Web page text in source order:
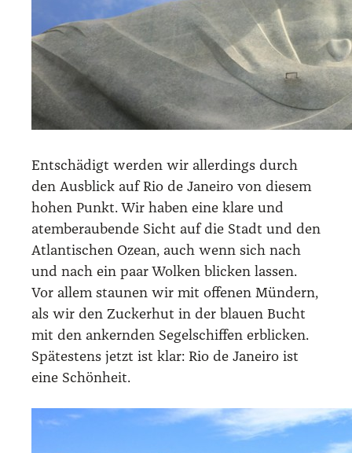
Ent­schä­digt wer­den wir aller­dings durch
den Aus­blick auf Rio de Janei­ro von die­sem
hohen Punkt. Wir haben eine kla­re und
atem­be­rau­ben­de Sicht auf die Stadt und den
Atlan­ti­schen Oze­an, auch wenn sich nach
und nach ein paar Wol­ken bli­cken las­sen.
Vor allem stau­nen wir mit offe­nen Mün­dern,
als wir den Zucker­hut in der blau­en Bucht
mit den ankern­den Segel­schif­fen erbli­cken.
Spä­tes­tens jetzt ist klar: Rio de Janei­ro ist
eine Schön­heit.